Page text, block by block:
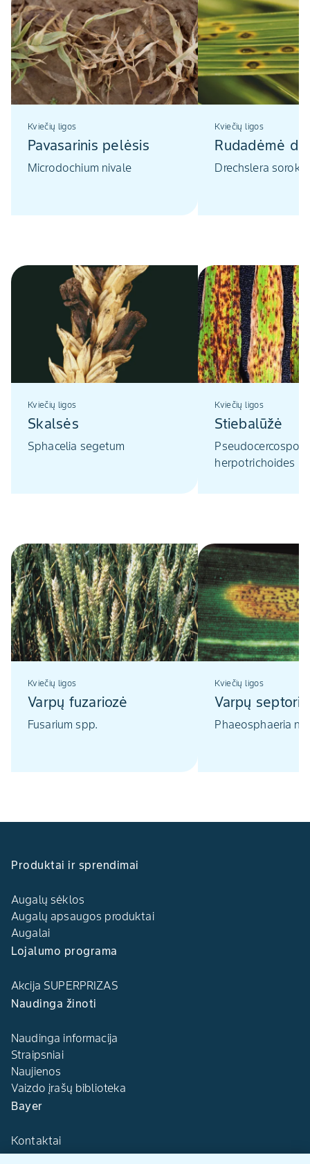
Kviečių ligos
Pavasarinis pelėsis
Microdochium nivale
Kviečių ligos
Rudadėmė
Drechslera
Kviečių ligos
Skalsės
Sphacelia segetum
Kviečių ligos
Stiebalūžė
herpotrichoides
Kviečių ligos
Varpų fuzariozė
Fusarium spp.
Kviečių ligos
Varpų
Phaeosphaeria
Produktai ir sprendimai
Augalų sėklos
Augalų apsaugos produktai
Augalai
Lojalumo programa
Akcija SUPERPRIZAS
Naudinga žinoti
Naudinga informacija
Straipsniai
Naujienos
Vaizdo įrašų biblioteka
Bayer
Kontaktai